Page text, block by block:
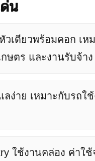
น
วเดียวพร้อมคอก เ
ษตร และงานรับจ้าง
ลง่าย เหมาะกับรถใ
ใช้งานคล่อง ค่าใ